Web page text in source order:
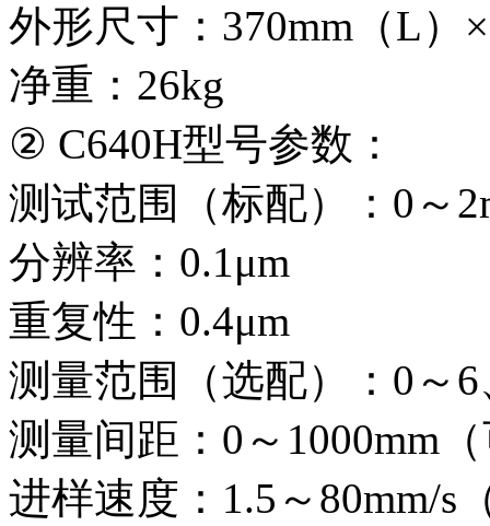
外形尺寸：370mm（L）
净重：26kg
② C640H型号参数：
测试范围（标配）：0～
分辨率：0.1μm
重复性：0.4μm
测量范围（选配）：0～6
测量间距：0～1000mm
进样速度：1.5～80mm/s